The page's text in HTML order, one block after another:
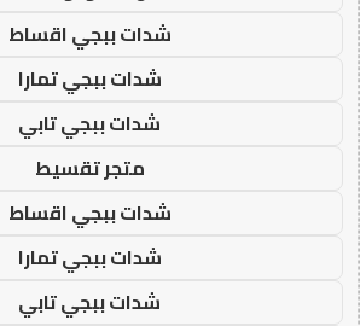
شدات ببجي اقساط
شدات ببجي تمارا
شدات ببجي تابي
متجر تقسيط
شدات ببجي اقساط
شدات ببجي تمارا
شدات ببجي تابي